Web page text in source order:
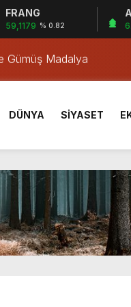
FRANG
59,1179 % 0.82
Gümüş Madalya
6 Öğrenci 14 Madalya
patates almak haram
kazandırıldı
Gümüş Madalya
DÜNYA SİYASET